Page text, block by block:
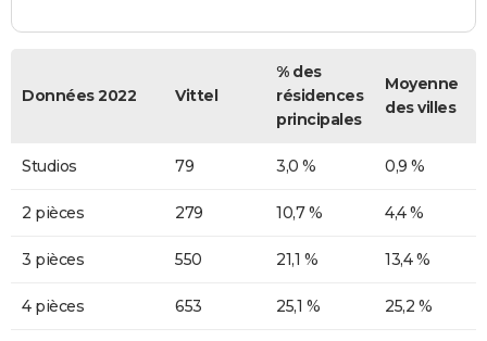
Données 2022 Vittel
% des
résidences
principales
Moyenne
des villes
Studios 79 3,0 % 0,9 %
2 pièces 279 10,7 % 4,4 %
3 pièces 550 21,1 % 13,4 %
4 pièces 653 25,1 % 25,2 %